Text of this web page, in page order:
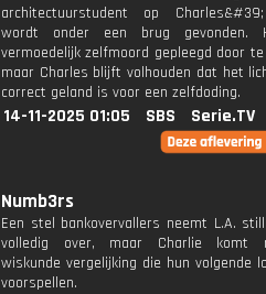
architectuurstudent op
wordt onder een brug gevonden.
vermoedelijk zelfmoord gepleegd door
maar Charles blijft volhouden dat het
correct geland is voor een zelfdoding.
14-11-2025 01:05 SBS Serie.TV
Numb3rs
Een stel bankovervallers neemt L.A.
volledig over, maar Charlie komt
wiskunde vergelijking die hun volgende
voorspellen.